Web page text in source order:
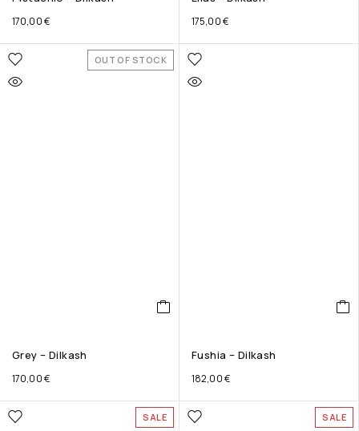
170,00€ 175,00€
OUT OF STOCK
Grey – Dilkash
170,00€
Fushia – Dilkash
182,00€
SALE SALE